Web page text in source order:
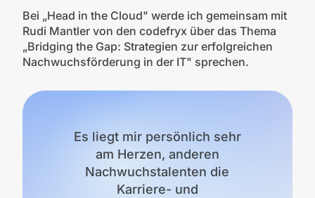
Bei „Head in the Cloud" werde ich gemeinsam mit
Rudi Mantler von den codefryx über das Thema
„Bridging the Gap: Strategien zur erfolgreichen
Nachwuchsförderung in der IT" sprechen.
Es liegt mir persönlich sehr
am Herzen, anderen
Nachwuchstalenten die
Karriere- und